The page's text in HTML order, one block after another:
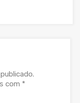
com *